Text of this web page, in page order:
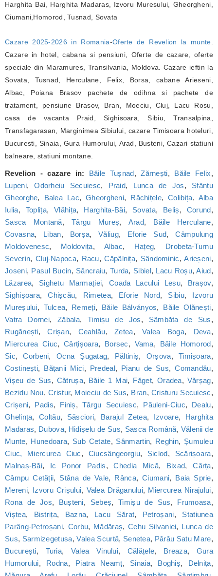
Harghita Bai, Harghita Madaras, Izvoru Muresului, Gheorgheni,
Ciumani,Homorod, Tusnad, Sovata
Cazare 2025-2026 in Romania-Oferte de Revelion la munte
Cazare in hotel, cabana si pensiuni, Oferte de cazare, oferte
speciale din Maramures, Transilvania, Moldova. Cazare ieftin la
Sovata, Tusnad, Herculane, Felix, Borsa, cabane Arieseni,
Albac, Poiana Brasov pachete de odihna si pachete de
tratament, pensiune Brasov, Bran, Moeciu, Cluj, Lacu Rosu,
casa de vacanta Praid, Sighisoara, Sibiu, Transalpina,
Transfagarasan, Marginimea Sibiului, cazare Timisoara hoteluri,
Bucuresti, Sinaia, Gura Humorului, Arad, Busteni, Cazari statiuni
balneare, statiuni montane.
Revelion - cazare in: Băile Tușnad,Zărnești, Băile Felix,
Lupeni,Odorheiu Secuiesc, Praid, Lunca de Jos, Sfântu
Gheorghe, Balea Lac,Gheorgheni, Răchițele,Colibița, Alba
Iulia, Toplița,Vlăhița, Harghita-Băi, Sovata, Beliș, Corund,
Sasca Montană,Târgu Mureș, Arad, Băile Herculane,
Covasna, Liban, Borșa,Văliug, Eforie Sud,Câmpulung
Moldovenesc, Moldovița, Albac, Hațeg, Drobeta-Turnu
Severin, Cluj-Napoca, Racu,Căpâlnița, Sândominic,Arieșeni,
Joseni, Pasul Bucin, Sâncraiu, Turda, Sibiel, Lacu Roșu,Aiud,
Lăzarea, Sighetu Marmației,Coada Lacului Lesu, Brașov,
Sighișoara,Chișcău, Rimetea, Eforie Nord, Sibiu, Izvoru
Mureșului, Tulcea, Remeți, Băile Bálványos, Băile Olănești,
Vatra Dornei,Zăbala, Timișu de Jos, Sâmbăta de Sus,
Rugănești,Crișan, Ceahlău,Zetea,Valea Boga, Deva,
Miercurea Ciuc,Cârțișoara, Borsec, Vama, Băile Homorod,
Sic,Corbeni, Ocna Șugatag, Păltiniș, Orșova, Timișoara,
Costinești, Bățanii Mici, Predeal, Pianu de Sus,Comandău,
Vișeu de Sus, Cătrușa, Băile 1 Mai, Făget, Oradea, Vărșag,
Bezidu Nou,Cristur, Moieciu de Sus, Bran, Cristuru Secuiesc,
Crișeni, Padis, Finiș,Târgu Secuiesc, Păuleni-Ciuc, Dealu,
Ghelința,Coltău, Săsciori, Barajul Zetea, Izvoare, Harghita
Madaras, Dubova, Hidișelu de Sus, Sasca Română, Vălenii de
Munte, Hunedoara, Sub Cetate, Sânmartin, Reghin, Șumuleu
Ciuc, Miercurea Ciuc, Ciucsângeorgiu, Șiclod, Scărișoara,
Malnaș-Băi, Ic Ponor Padis,Chedia Mică, Bixad,Cârța,
Câmpu Cetății, Stâna de Vale, Rânca,Ciumani, Baia Sprie,
Mereni, Izvoru Crișului, Valea Drăganului, Miercurea Nirajului,
Rona de Jos, Bușteni, Sebeș, Timișu de Sus, Frumoasa,
Viștea, Bistrița, Bazna, Lacu Sărat, Petroșani, Statiunea
Parâng-Petroșani, Corbu, Mădăraș, Cehu Silvaniei, Lunca de
Sus, Sarmizegetusa,Valea Scurtă, Senetea, Pârâu Satu Mare,
București, Turia, Valea Vinului, Călățele, Breaza, Gura
Humorului, Rodna, Piatra Neamț, Sinaia, Boghiș, Delnița,